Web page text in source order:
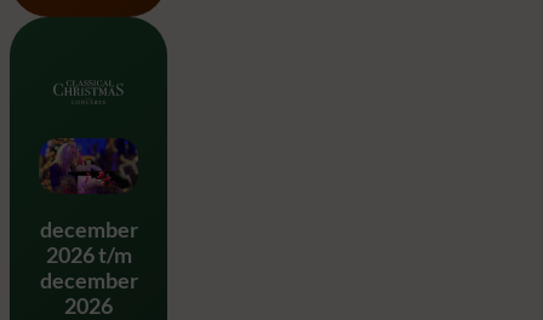
Classical Christmas
december
2026 t/m
december
2026